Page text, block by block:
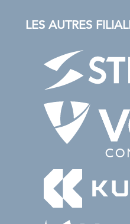
LES AUTRES